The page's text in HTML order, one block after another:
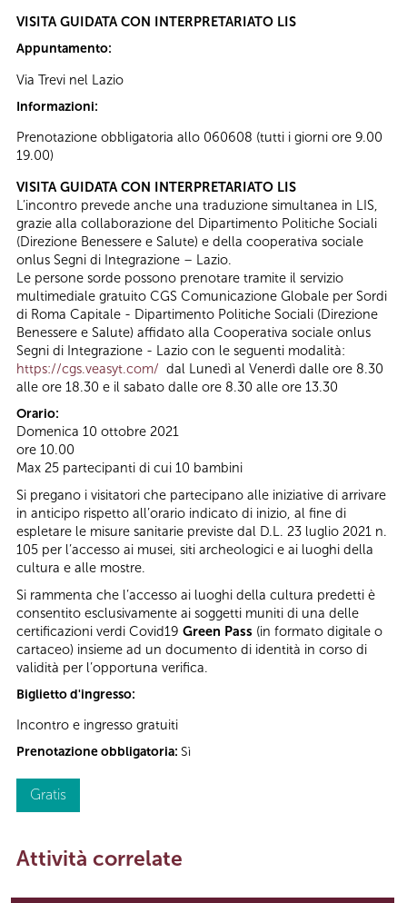
VISITA GUIDATA CON INTERPRETARIATO LIS
Appuntamento:
Via Trevi nel Lazio
Informazioni:
Prenotazione obbligatoria allo 060608 (tutti i giorni ore 9.00
19.00)
VISITA GUIDATA CON INTERPRETARIATO LIS
L’incontro prevede anche una traduzione simultanea in LIS,
grazie alla collaborazione del Dipartimento Politiche Sociali
(Direzione Benessere e Salute) e della cooperativa sociale
onlus Segni di Integrazione – Lazio.
Le persone sorde possono prenotare tramite il servizio
multimediale gratuito CGS Comunicazione Globale per Sordi
di Roma Capitale - Dipartimento Politiche Sociali (Direzione
Benessere e Salute) affidato alla Cooperativa sociale onlus
Segni di Integrazione - Lazio con le seguenti modalità:
https://cgs.veasyt.com/ dal Lunedì al Venerdì dalle ore 8.30
alle ore 18.30 e il sabato dalle ore 8.30 alle ore 13.30
Orario:
Domenica 10 ottobre 2021
ore 10.00
Max 25 partecipanti di cui 10 bambini
Si pregano i visitatori che partecipano alle iniziative di arrivare
in anticipo rispetto all’orario indicato di inizio, al fine di
espletare le misure sanitarie previste dal D.L. 23 luglio 2021 n.
105 per l’accesso ai musei, siti archeologici e ai luoghi della
cultura e alle mostre.
Si rammenta che l’accesso ai luoghi della cultura predetti è
consentito esclusivamente ai soggetti muniti di una delle
certificazioni verdi Covid19 Green Pass (in formato digitale o
cartaceo) insieme ad un documento di identità in corso di
validità per l’opportuna verifica.
Biglietto d'ingresso:
Incontro e ingresso gratuiti
Prenotazione obbligatoria: Sì
Gratis
Attività correlate